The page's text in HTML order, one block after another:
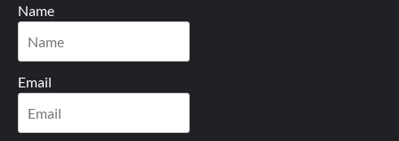
Name
Email